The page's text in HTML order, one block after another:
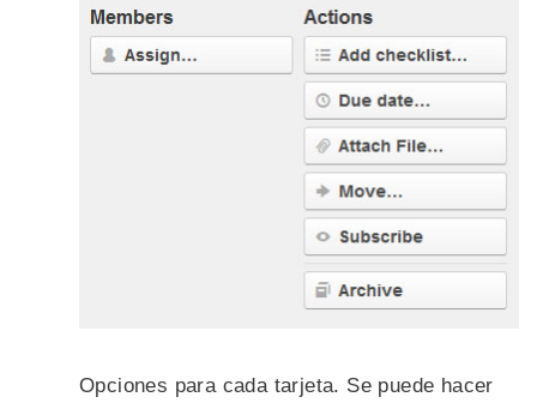
Opciones para cada tarjeta. Se puede hacer